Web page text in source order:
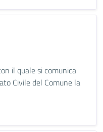
il quale si comunica
Civile del Comune la